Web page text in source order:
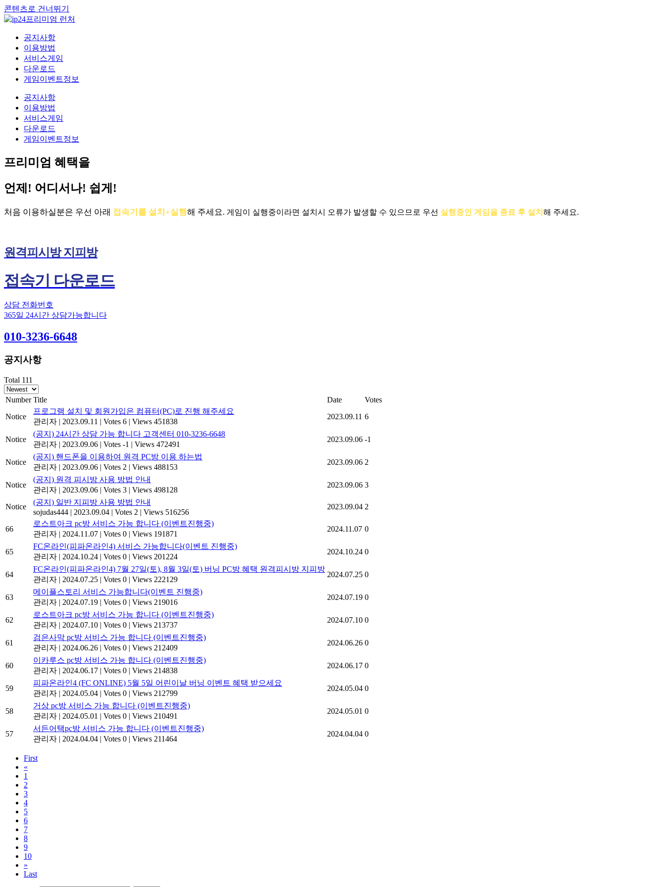
콘텐츠로 건너뛰기
공지사항
이용방법
서비스게임
다운로드
게임이벤트정보
공지사항
이용방법
서비스게임
다운로드
게임이벤트정보
프리미엄 혜택을
언제! 어디서나! 쉽게!
처음 이용하실분은 우선 아래 접속기를 설치+실행해 주세요. 게임이 실행중이라면 설치시 오류가 발생할 수 있으므로 우선 실행중인 게임을 종료 후 설치 해 주세요.
원격피시방 지피방
접속기 다운로드
상담 전화번호
365일 24시간 상담가능합니다
010-3236-6648
공지사항
Total 111
Number Title Date
Votes
Notice
프로그램 설치 및 회원가입은 컴퓨터(PC)로 진행 해주세요
관리자 | 2023.09.11 | Votes 6 | Views 451838
2023.09.11 6
Notice
(공지) 24시간 상담 가능 합니다 고객센터 010-3236-6648
관리자 | 2023.09.06 | Votes -1 | Views 472491
2023.09.06 -1
Notice
(공지) 핸드폰을 이용하여 원격 PC방 이용 하는법
관리자 | 2023.09.06 | Votes 2 | Views 488153
2023.09.06 2
Notice
(공지) 원격 피시방 사용 방법 안내
관리자 | 2023.09.06 | Votes 3 | Views 498128
2023.09.06 3
Notice
(공지) 일반 지피방 사용 방법 안내
sojudas444 | 2023.09.04 | Votes 2 | Views 516256
2023.09.04 2
66
로스트아크 pc방 서비스 가능 합니다 (이벤트진행중)
관리자 | 2024.11.07 | Votes 0 | Views 191871
2024.11.07 0
65
FC온라인(피파온라인4) 서비스 가능합니다(이벤트 진행중)
관리자 | 2024.10.24 | Votes 0 | Views 201224
2024.10.24 0
64
FC온라인(피파온라인4) 7월 27일(토), 8월 3일(토) 버닝 PC방 혜택 원격피시방 지피방
관리자 | 2024.07.25 | Votes 0 | Views 222129
2024.07.25 0
63
메이플스토리 서비스 가능합니다(이벤트 진행중)
관리자 | 2024.07.19 | Votes 0 | Views 219016
2024.07.19 0
62
로스트아크 pc방 서비스 가능 합니다 (이벤트진행중)
관리자 | 2024.07.10 | Votes 0 | Views 213737
2024.07.10 0
61
검은사막 pc방 서비스 가능 합니다 (이벤트진행중)
관리자 | 2024.06.26 | Votes 0 | Views 212409
2024.06.26 0
60
이카루스 pc방 서비스 가능 합니다 (이벤트진행중)
관리자 | 2024.06.17 | Votes 0 | Views 214838
2024.06.17 0
59
피파온라인4 (FC ONLINE) 5월 5일 어린이날 버닝 이벤트 혜택 받으세요
관리자 | 2024.05.04 | Votes 0 | Views 212799
2024.05.04 0
58
거상 pc방 서비스 가능 합니다 (이벤트진행중)
관리자 | 2024.05.01 | Votes 0 | Views 210491
2024.05.01 0
57
서든어택pc방 서비스 가능 합니다 (이벤트진행중)
관리자 | 2024.04.04 | Votes 0 | Views 211464
2024.04.04 0
First
«
1
2
3
4
5
6
7
8
9
10
»
Last